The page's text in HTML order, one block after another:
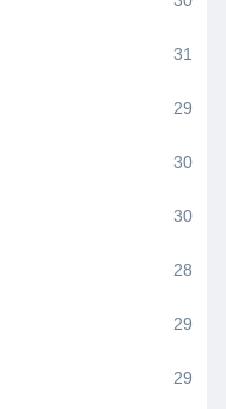
31
29
30
30
28
29
29